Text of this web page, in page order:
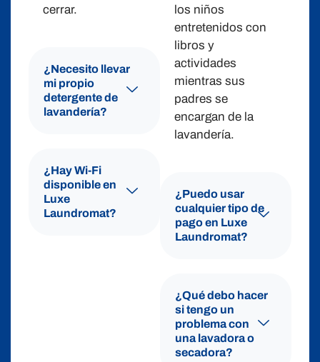
cerrar.
¿Necesito llevar
mi propio
detergente de
lavandería?
¿Hay Wi-Fi
disponible en
Luxe
Laundromat?
los niños
entretenidos con
libros y
actividades
mientras sus
padres se
encargan de la
lavandería.
¿Puedo usar
cualquier tipo de
pago en Luxe
Laundromat?
¿Qué debo hacer
si tengo un
problema con
una lavadora o
secadora?